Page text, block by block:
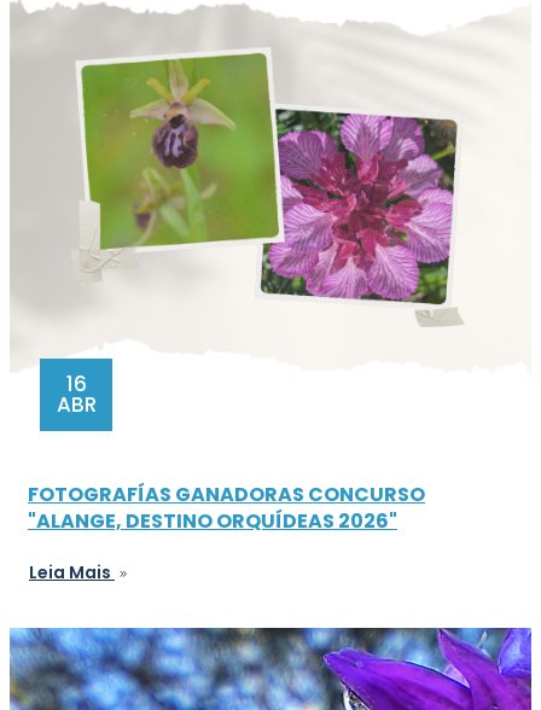
16
ABR
FOTOGRAFÍAS GANADORAS CONCURSO
"ALANGE, DESTINO ORQUÍDEAS 2026"
Leia Mais